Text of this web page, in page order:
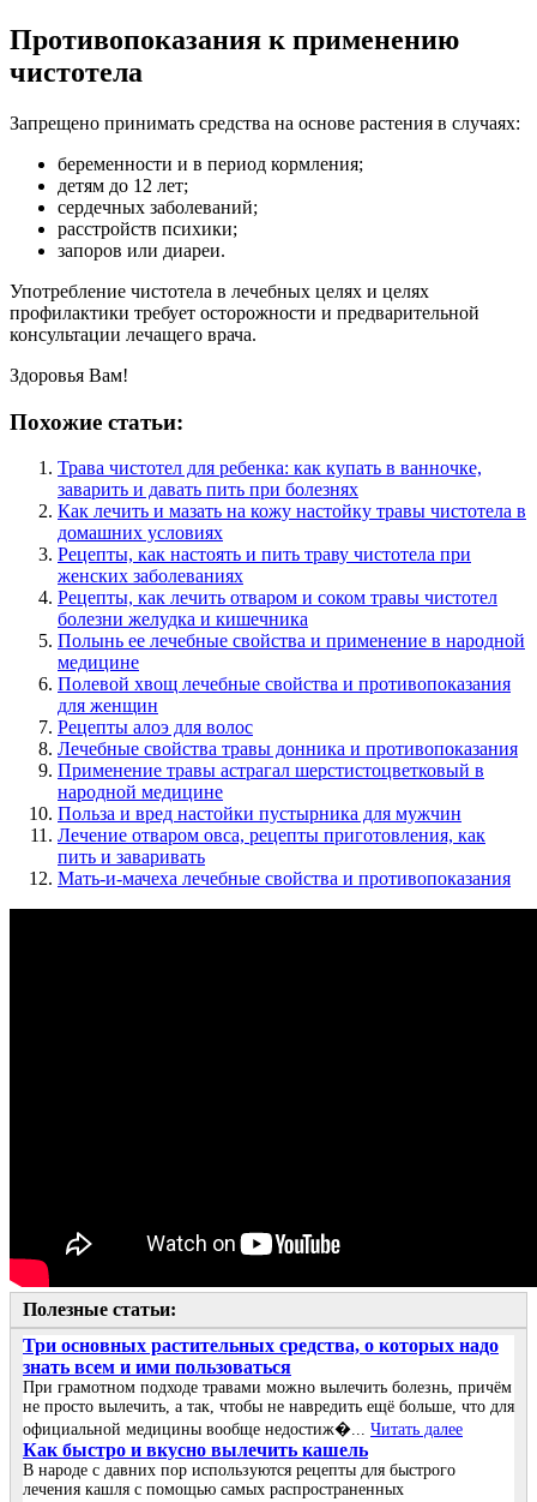
Противопоказания к применению
чистотела
Запрещено принимать средства на основе растения в случаях:
беременности и в период кормления;
детям до 12 лет;
сердечных заболеваний;
расстройств психики;
запоров или диареи.
Употребление чистотела в лечебных целях и целях
профилактики требует осторожности и предварительной
консультации лечащего врача.
Здоровья Вам!
Похожие статьи:
Трава чистотел для ребенка: как купать в ванночке,
заварить и давать пить при болезнях
Как лечить и мазать на кожу настойку травы чистотела в
домашних условиях
Рецепты, как настоять и пить траву чистотела при
женских заболеваниях
Рецепты, как лечить отваром и соком травы чистотел
болезни желудка и кишечника
Полынь ее лечебные свойства и применение в народной
медицине
Полевой хвощ лечебные свойства и противопоказания
для женщин
Рецепты алоэ для волос
Лечебные свойства травы донника и противопоказания
Применение травы астрагал шерстистоцветковый в
народной медицине
Польза и вред настойки пустырника для мужчин
Лечение отваром овса, рецепты приготовления, как
пить и заваривать
Мать-и-мачеха лечебные свойства и противопоказания
Полезные статьи:
Три основных растительных средства, о которых надо
знать всем и ими пользоваться
При грамотном подходе травами можно вылечить болезнь, причём
не просто вылечить, а так, чтобы не навредить ещё больше, что для
официальной медицины вообще недостиж�... Читать далее
Как быстро и вкусно вылечить кашель
В народе с давних пор используются рецепты для быстрого
лечения кашля с помощью самых распространенных